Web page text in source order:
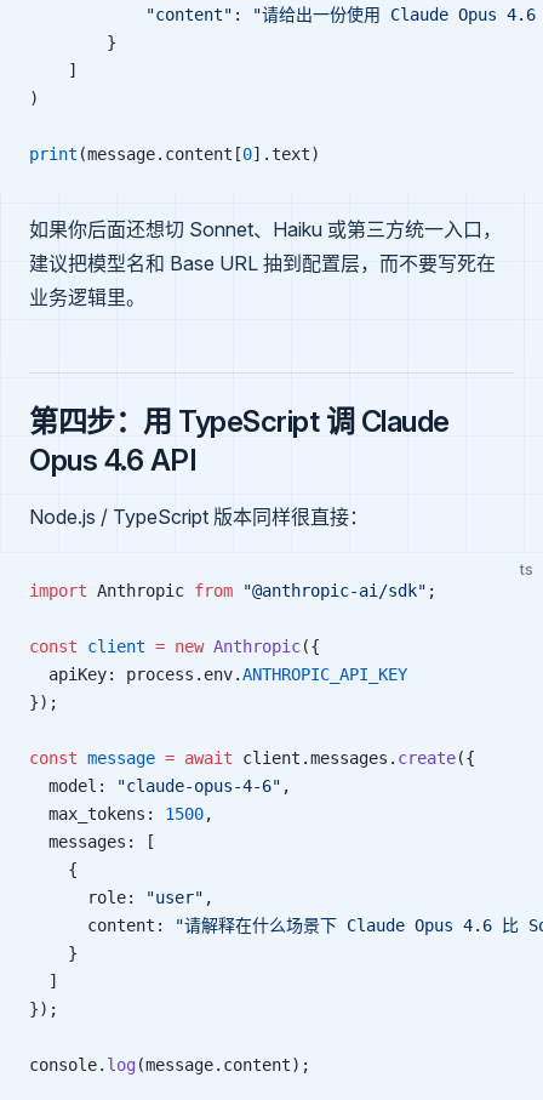
            "content"
:
"请给出一份使用 Claude Opus 4.6
        }
    ]
)
print (message.content[0].text)
如果你后面还想切 Sonnet、Haiku 或第三方统一入口，
建议把模型名和 Base URL 抽到配置层，而不要写死在
业务逻辑里。
第四步：用 TypeScript 调 Claude
Opus 4.6 API
Node.js / TypeScript 版本同样很直接：
ts
import Anthropic from "@anthropic-ai/sdk" ;
const client = new Anthropic({
  apiKey: process.env.
ANTHROPIC_API_KEY
});
const message = await client.messages. create({
  model:
"claude-opus-4-6" ,
  max_tokens:
1500,
  messages: [
    {
      role:
"user" ,
      content:
"请解释在什么场景下 Claude Opus 4.6 比
    }
  ]
});
console. log (message.content);